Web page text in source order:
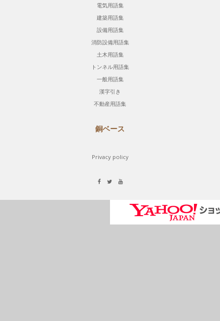
電気用語集
建築用語集
設備用語集
消防設備用語集
土木用語集
トンネル用語集
一般用語集
漢字引き
不動産用語集
銅ベース
Privacy policy